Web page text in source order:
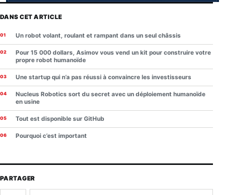
DANS CET ARTICLE
Un robot volant, roulant et rampant dans un seul châssis
Pour 15 000 dollars, Asimov vous vend un kit pour construire votre
propre robot humanoïde
Une startup qui n’a pas réussi à convaincre les investisseurs
Nucleus Robotics sort du secret avec un déploiement humanoïde
en usine
Tout est disponible sur GitHub
Pourquoi c’est important
PARTAGER